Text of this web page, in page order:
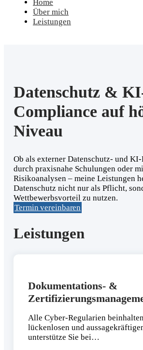
Home
Über mich
Leistungen
Datenschutz &
Compliance auf
Niveau
Ob als externer Datenschutz- und
durch praxisnahe Schulungen oder
Risikoanalysen – meine Leistungen
Datenschutz nicht nur als Pflicht,
Wettbewerbsvorteil zu nutzen.
Termin vereinbaren
Leistungen
Dokumentations- &
Alle Cyber-Regularien
lückenlosen und
unterstütze Sie bei…